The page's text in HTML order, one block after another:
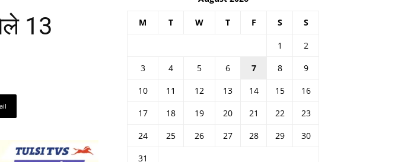
13
M T W T F S S
1
2
3
4 5 6 7 8
9
10
11 12 13 14 15
16
17
18 19 20 21 22
23
24
25 26 27 28 29
30
31